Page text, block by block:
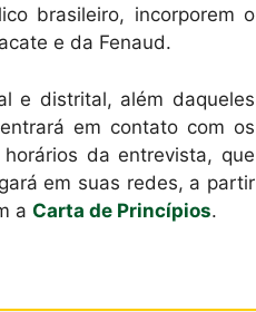
brasileiro, incorporem o
e da Fenaud.
e distrital, além daqueles
em contato com os
da entrevista, que
em suas redes, a partir
a Carta de Princípios.